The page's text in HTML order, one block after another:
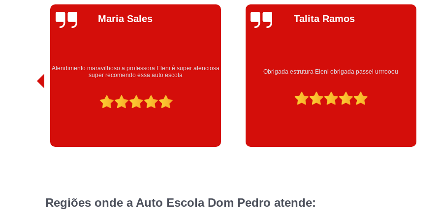
Talita Ramos
Obrigada estrutura Eleni obrigada passei urrrooou
Jhenifer
Correia
Excelente atendimento , a Instrutora Eleni maravilhosa
atenciosa
Regiões onde a Auto Escola Dom Pedro atende: